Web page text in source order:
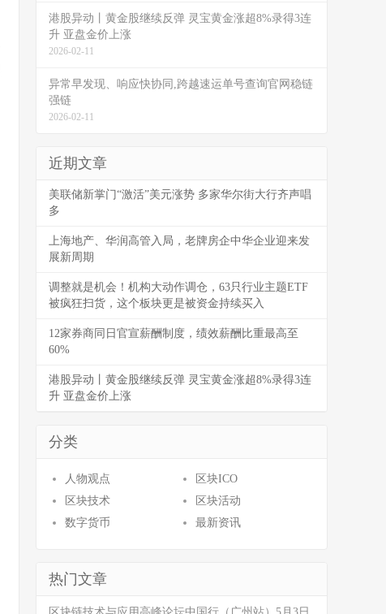
港股异动丨黄金股继续反弹 灵宝黄金涨超8%录得3连
升 亚盘金价上涨
2026-02-11
异常早发现、响应快协同,跨越速运单号查询官网稳链
强链
2026-02-11
近期文章
美联储新掌门“激活”美元涨势 多家华尔街大行齐声唱
多
上海地产、华润高管入局，老牌房企中华企业迎来发
展新周期
调整就是机会！机构大动作调仓，63只行业主题ETF
被疯狂扫货，这个板块更是被资金持续买入
12家券商同日官宣薪酬制度，绩效薪酬比重最高至
60%
港股异动丨黄金股继续反弹 灵宝黄金涨超8%录得3连
升 亚盘金价上涨
分类
人物观点
区块ICO
区块技术
区块活动
数字货币
最新资讯
热门文章